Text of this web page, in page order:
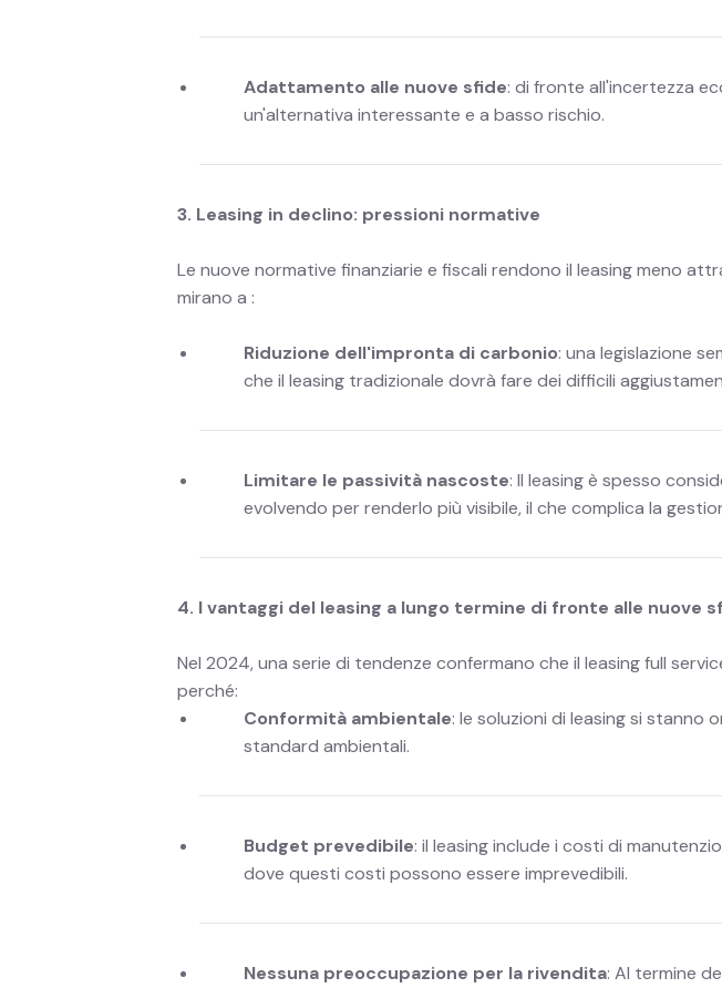
Adattamento alle nuove sfide: di fronte all'incertezza
un'alternativa interessante e a basso rischio.
3. Leasing in declino: pressioni normative
Le nuove normative finanziarie e fiscali rendono il leasing meno
mirano a :
Riduzione dell'impronta di carbonio: una legislazione
che il leasing tradizionale dovrà fare dei difficili
Limitare le passività nascoste: Il leasing è spesso
evolvendo per renderlo più visibile, il che complica la
4. I vantaggi del leasing a lungo termine di fronte alle nuove
Nel 2024, una serie di tendenze confermano che il leasing full
perché:
Conformità ambientale: le soluzioni di leasing si stanno
standard ambientali.
Budget prevedibile: il leasing include i costi di
dove questi costi possono essere imprevedibili.
Nessuna preoccupazione per la rivendita: Al termine